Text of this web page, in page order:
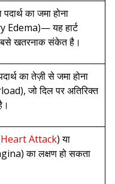
का जमा होना
Edema)— यह हार्ट
खतरनाक संकेत है।
का तेज़ी से जमा होना
जो दिल पर अतिरिक्त
Heart Attack) या
का लक्षण हो सकता